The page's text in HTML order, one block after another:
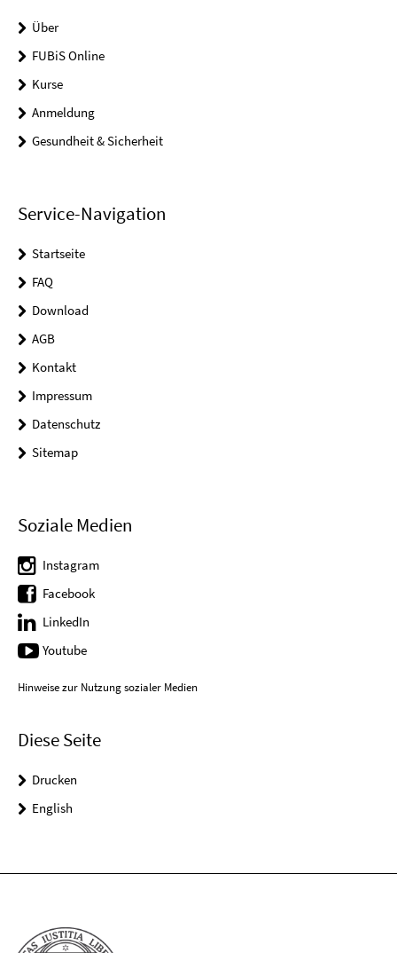
Über
FUBiS Online
Kurse
Anmeldung
Gesundheit & Sicherheit
Service-Navigation
Startseite
FAQ
Download
AGB
Kontakt
Impressum
Datenschutz
Sitemap
Soziale Medien
Instagram
Facebook
LinkedIn
Youtube
Hinweise zur Nutzung sozialer Medien
Diese Seite
Drucken
English